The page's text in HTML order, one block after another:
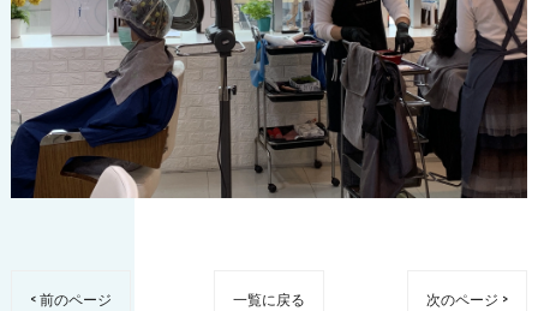
< 前のページ 一覧に戻る 次のページ >